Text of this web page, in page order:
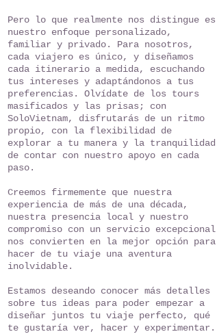
Pero lo que realmente nos distingue es
nuestro enfoque personalizado,
familiar y privado. Para nosotros,
cada viajero es único, y diseñamos
cada itinerario a medida, escuchando
tus intereses y adaptándonos a tus
preferencias. Olvídate de los tours
masificados y las prisas; con
SoloVietnam, disfrutarás de un ritmo
propio, con la flexibilidad de
explorar a tu manera y la tranquilidad
de contar con nuestro apoyo en cada
paso.
Creemos firmemente que nuestra
experiencia de más de una década,
nuestra presencia local y nuestro
compromiso con un servicio excepcional
nos convierten en la mejor opción para
hacer de tu viaje una aventura
inolvidable.
Estamos deseando conocer más detalles
sobre tus ideas para poder empezar a
diseñar juntos tu viaje perfecto, qué
te gustaría ver, hacer y experimentar.